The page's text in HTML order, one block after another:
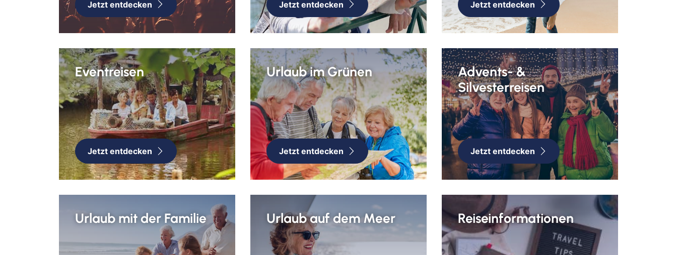
Bremerhaven
Bremervörde
Burgpreppach
Coburg
Cottbus
Darmstadt
Delmenhorst
Düren
Freiburg
Ganderkesee
Geldern
Goch
Herbolzheim
Hof
Ingolstadt
Jetzt entdecken Jetzt entdecken Jetzt entdecken
Eventreisen
Jetzt entdecken
Urlaub im Grünen
Jetzt entdecken
Advents- &
Silvesterreisen
Jetzt entdecken
Urlaub mit der Familie Urlaub auf dem Meer Reiseinformationen